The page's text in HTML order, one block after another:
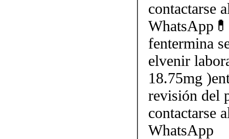
contactarse
fentermina
elvenir
18.75mg
revisión del
contactarse
WhatsApp